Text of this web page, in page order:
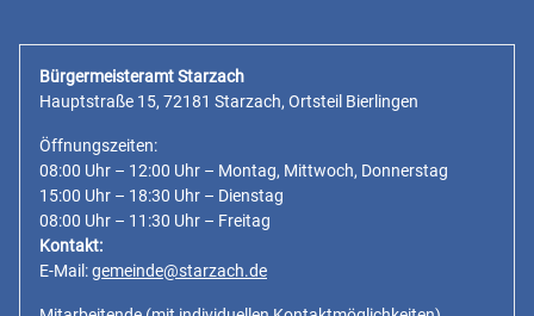
Bürgermeisteramt Starzach
Hauptstraße 15, 72181 Starzach, Ortsteil Bierlingen
Öffnungszeiten:
08:00 Uhr – 12:00 Uhr – Montag, Mittwoch, Donnerstag
15:00 Uhr – 18:30 Uhr – Dienstag
08:00 Uhr – 11:30 Uhr – Freitag
Kontakt:
E-Mail:gemeinde@starzach.de